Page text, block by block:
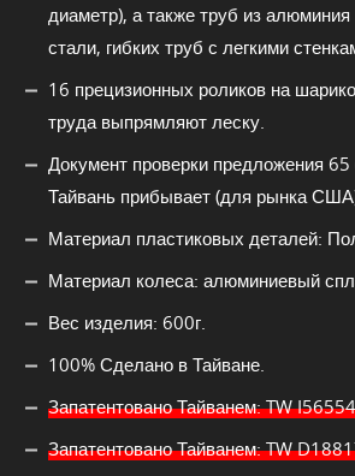
диаметр), а также труб из
стали, гибких труб с легкими
16 прецизионных роликов на
труда выпрямляют леску.
Документ проверки предложения 65
Тайвань прибывает (для рынка
Материал пластиковых деталей:
Материал колеса: алюминиевый
Вес изделия: 600г.
100% Сделано в Тайване.
Запатентовано Тайванем: TW
Запатентовано Тайванем: TW